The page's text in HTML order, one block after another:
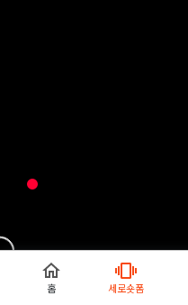
홈 세로숏폼